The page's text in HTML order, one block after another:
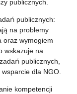
publicznych.
publicznych:
na problemy
oraz wymogiem
wskazuje na
publicznych,
dla NGO.
kompetencji